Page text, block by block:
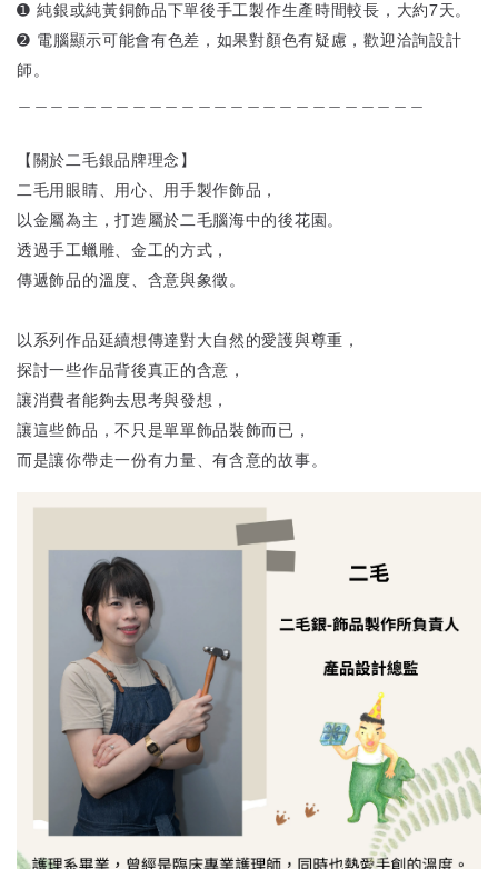
➊ 純銀或純黃銅飾品下單後手工製作生產時間較長，大約7天。
➋ 電腦顯示可能會有色差，如果對顏色有疑慮，歡迎洽詢設計
師。
【關於二毛銀品牌理念】
二毛用眼睛、用心、用手製作飾品，
以金屬為主，打造屬於二毛腦海中的後花園。
透過手工蠟雕、金工的方式，
傳遞飾品的溫度、含意與象徵。
以系列作品延續想傳達對大自然的愛護與尊重，
探討一些作品背後真正的含意，
讓消費者能夠去思考與發想，
讓這些飾品，不只是單單飾品裝飾而已，
而是讓你帶走一份有力量、有含意的故事。